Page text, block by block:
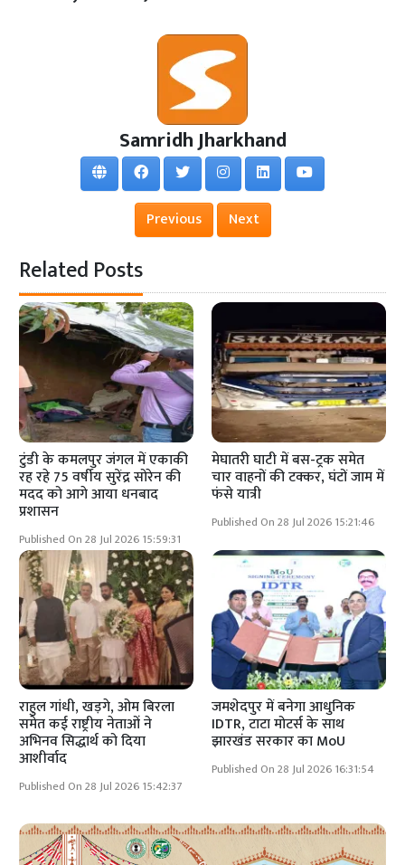
Samridh Jharkhand
Previous Next
Related Posts
टुंडी के कमलपुर जंगल में एकाकी
रह रहे 75 वर्षीय सुरेंद्र सोरेन की
मदद को आगे आया धनबाद
प्रशासन
Published On 28 Jul 2026 15:59:31
मेघातरी घाटी में बस-ट्रक समेत
चार वाहनों की टक्कर, घंटों जाम में
फंसे यात्री
Published On 28 Jul 2026 15:21:46
राहुल गांधी, खड़गे, ओम बिरला
समेत कई राष्ट्रीय नेताओं ने
अभिनव सिद्धार्थ को दिया
आशीर्वाद
Published On 28 Jul 2026 15:42:37
जमशेदपुर में बनेगा आधुनिक
IDTR, टाटा मोटर्स के साथ
झारखंड सरकार का MoU
Published On 28 Jul 2026 16:31:54